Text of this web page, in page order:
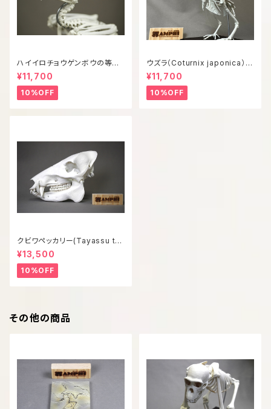
ハイイロチョウゲンボウの等倍
全身骨格レプリカ
¥11,700
10%OFF
ウズラ（Coturnix japonica）等
倍全身骨格模型
¥11,700
10%OFF
クビワペッカリー(Tayassu taj
acui) 等倍頭骨模型
¥13,500
10%OFF
その他の商品